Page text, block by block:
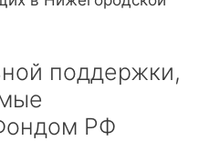
поддержки,
РФ